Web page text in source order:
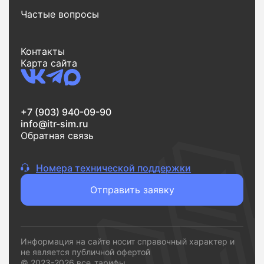
Еще одно важное преимущество - экономия
занимает всего несколько минут. Вы выбираете
тариф, оставляете заявку и переходите к
подключению без лишних шагов.
инструмент, который помогает быстро принять
решение и подключиться к подходящему
провайдеру.
Частые вопросы
Контакты
Карта сайта
+7 (903) 940-09-90
info@itr-sim.ru
Обратная связь
Номера технической поддержки
Отправить заявку
Информация на сайте носит справочный характер и
не является публичной офертой